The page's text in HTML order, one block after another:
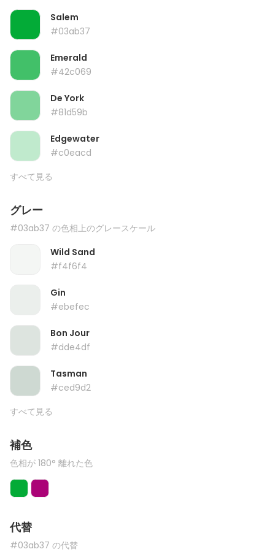
Salem
#03ab37
Emerald
#42c069
De York
#81d59b
Edgewater
#c0eacd
すべて見る
グレー
#03ab37 の色相上のグレースケール
Wild Sand
#f4f6f4
Gin
#ebefec
Bon Jour
#dde4df
Tasman
#ced9d2
すべて見る
補色
色相が 180° 離れた色
代替
#03ab37 の代替